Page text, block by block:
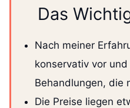
Das
Nach meiner
konservativ vor
Behandlungen, die
Die Preise liegen